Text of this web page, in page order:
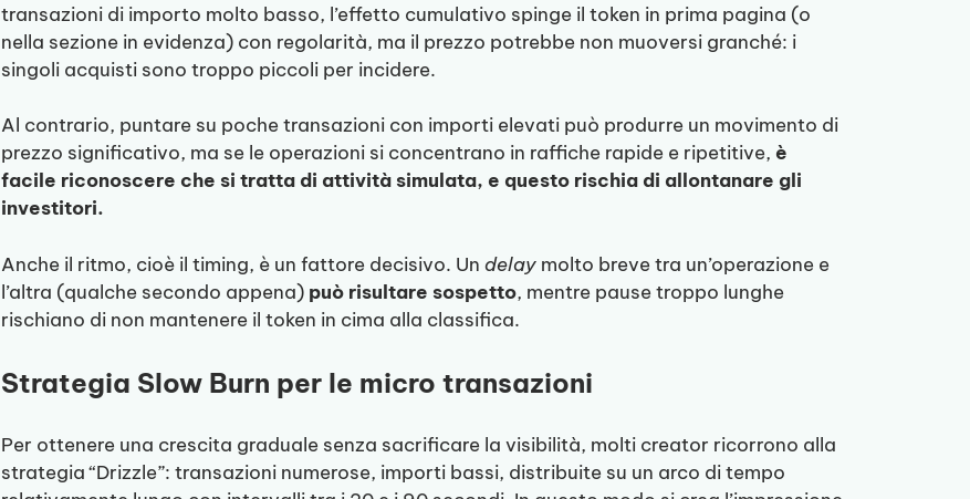
transazioni di importo molto basso, l’effetto cumulativo spinge il token in prima pagina (o
nella sezione in evidenza) con regolarità, ma il prezzo potrebbe non muoversi granché: i
singoli acquisti sono troppo piccoli per incidere.
Al contrario, puntare su poche transazioni con importi elevati può produrre un movimento di
prezzo significativo, ma se le operazioni si concentrano in raffiche rapide e ripetitive,è
facile riconoscere che si tratta di attività simulata, e questo rischia di allontanare gli
investitori.
Anche il ritmo, cioè il timing, è un fattore decisivo. Undelay molto breve tra un’operazione e
l’altra (qualche secondo appena) può risultare sospetto, mentre pause troppo lunghe
rischiano di non mantenere il token in cima alla classifica.
Strategia Slow Burn per le micro transazioni
Per ottenere una crescita graduale senza sacrificare la visibilità, molti creator ricorrono alla
strategia “Drizzle”: transazioni numerose, importi bassi, distribuite su un arco di tempo